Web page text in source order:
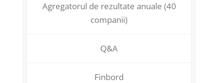
Agregatorul de rezultate anuale (40
companii)
Q&A
Finbord